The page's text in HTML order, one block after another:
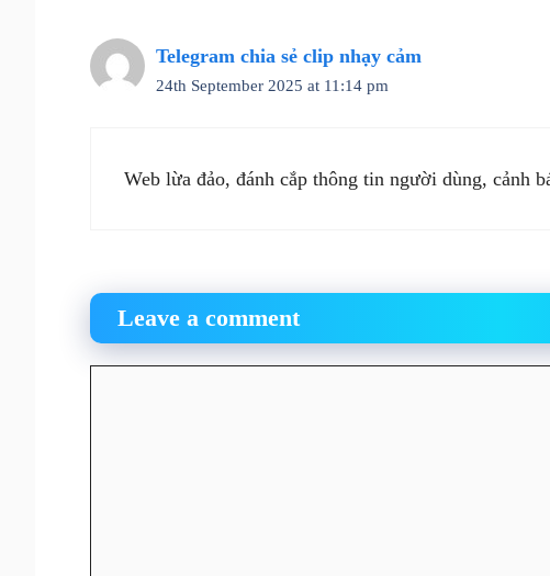
Telegram chia sẻ clip nhạy cảm
24th September 2025 at 11:14 pm
Web lừa đảo, đánh cắp thông tin người dùng, cảnh
Leave a comment